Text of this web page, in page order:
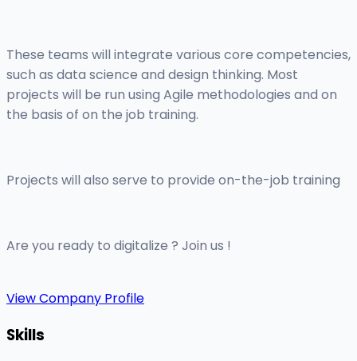
These teams will integrate various core competencies,
such as data science and design thinking. Most
projects will be run using Agile methodologies and on
the basis of on the job training.
Projects will also serve to provide on-the-job training
Are you ready to digitalize ? Join us !
View Company Profile
Skills